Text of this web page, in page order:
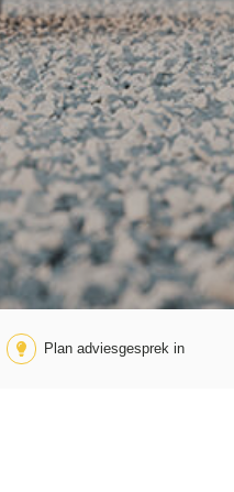
Plan adviesgesprek in